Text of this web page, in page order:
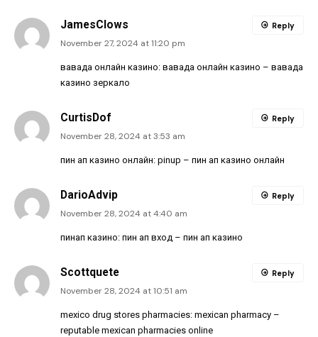
JamesClows
November 27, 2024 at 11:20 pm
вавада онлайн казино: вавада онлайн казино – вавада
казино зеркало
Reply
CurtisDof
November 28, 2024 at 3:53 am
пин ап казино онлайн: pinup – пин ап казино онлайн
Reply
DarioAdvip
November 28, 2024 at 4:40 am
пинап казино: пин ап вход – пин ап казино
Reply
Scottquete
November 28, 2024 at 10:51 am
mexico drug stores pharmacies: mexican pharmacy –
reputable mexican pharmacies online
Reply